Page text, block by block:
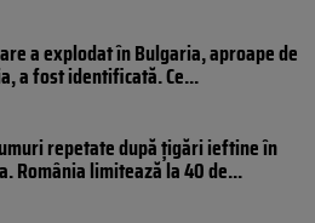
a explodat în Bulgaria, aproape de
a fost identificată. Ce...
repetate după țigări ieftine în
România limitează la 40 de...